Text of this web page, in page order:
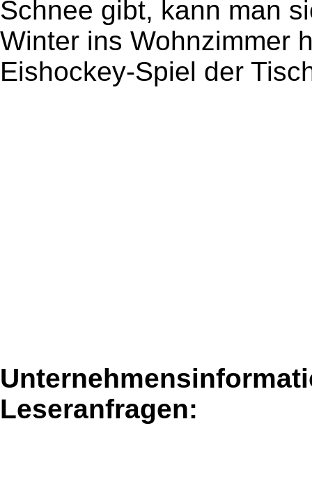
Schnee gibt, kann man
Winter ins Wohnzimmer
Eishockey-Spiel der
Leseranfragen: